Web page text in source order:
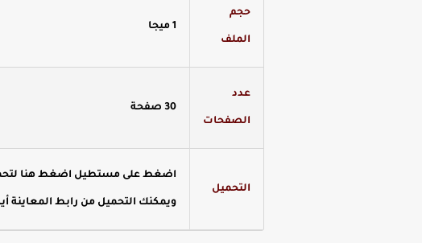
حجم
الملف
1 ميجا
عدد
الصفحات
30 صفحة
التحميل
اضغط على مستطيل اضغط هنا
ويمكنك التحميل من رابط المعاينة